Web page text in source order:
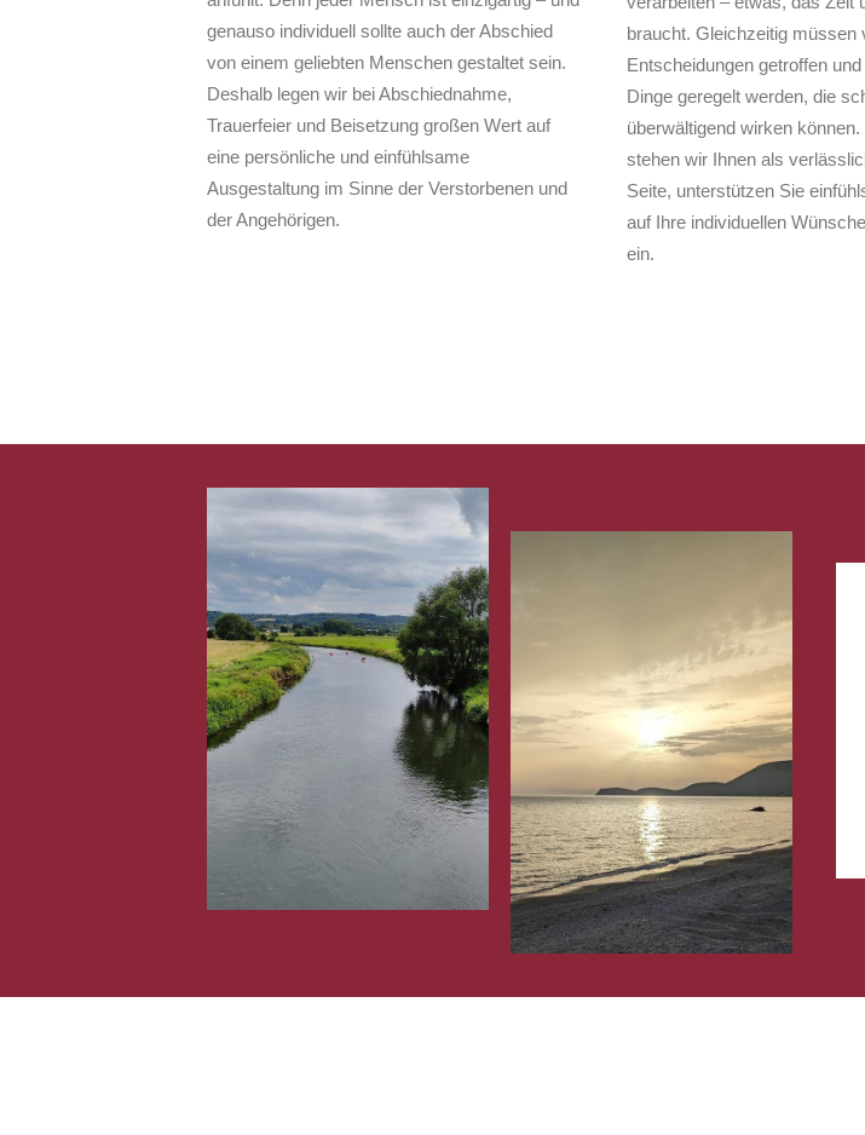
genauso individuell sollte auch der Abschied
von einem geliebten Menschen gestaltet sein.
Deshalb legen wir bei Abschiednahme,
Trauerfeier und Beisetzung großen Wert auf
eine persönliche und einfühlsame
Ausgestaltung im Sinne der Verstorbenen und
der Angehörigen.
braucht. Gleichzeitig müssen
Entscheidungen getroffen
Dinge geregelt werden, die
überwältigend wirken
stehen wir Ihnen als
Seite, unterstützen Sie
auf Ihre individuellen
ein.